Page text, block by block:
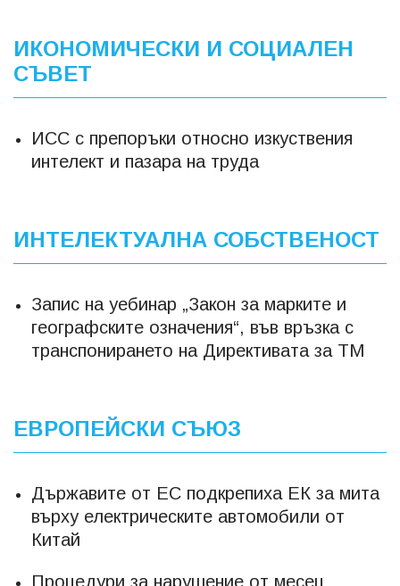
ИКОНОМИЧЕСКИ И СОЦИАЛЕН
СЪВЕТ
ИСС с препоръки относно изкуствения
интелект и пазара на труда
ИНТЕЛЕКТУАЛНА СОБСТВЕНОСТ
Запис на уебинар „Закон за марките и
географските означения“, във връзка с
транспонирането на Директивата за ТМ
ЕВРОПЕЙСКИ СЪЮЗ
Държавите от ЕС подкрепиха ЕК за мита
върху електрическите автомобили от
Китай
Процедури за нарушение от месец